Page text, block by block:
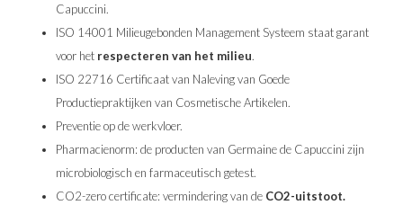
Capuccini.
ISO 14001 Milieugebonden Management Systeem staat garant
voor het respecteren van het milieu.
ISO 22716 Certificaat van Naleving van Goede
Productiepraktijken van Cosmetische Artikelen.
Preventie op de werkvloer.
Pharmacienorm: de producten van Germaine de Capuccini zijn
microbiologisch en farmaceutisch getest.
CO2-zero certificate: vermindering van de CO2-uitstoot.